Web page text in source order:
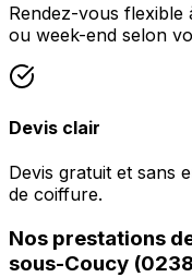
Rendez-vous flexible
ou week-end selon
Devis clair
Devis gratuit et sans
de coiffure.
Nos prestations
sous-Coucy